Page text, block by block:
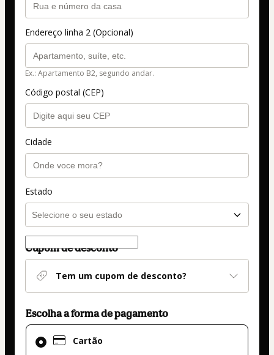
Endereço linha 2 (Opcional)
Ex.: Apartamento B2, segundo andar.
Código postal (CEP)
Cidade
Estado
Cupom de desconto
Tem um cupom de desconto?
Escolha a forma de pagamento
Cartão
Cartão
selecionado